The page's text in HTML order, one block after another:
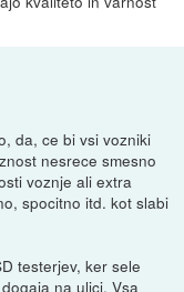
da, ce bi vsi vozniki
nesrece smesno
voznje ali extra
spocitno itd. kot slabi
testerjev, ker sele
na ulici. Vsa